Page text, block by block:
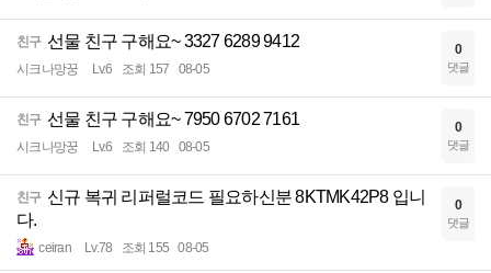
친구 선물 친구 구해요~ 3327 6289 9412
시크나망꿍 Lv.6 조회 157 08-05
0
댓글
친구 선물 친구 구해요~ 7950 6702 7161
시크나망꿍 Lv.6 조회 140 08-05
0
댓글
친구 신규 복귀 리퍼럴코드 필요하신분 8KTMK42P8 입니
다.
ceiran Lv.78 조회 155 08-05
0
댓글